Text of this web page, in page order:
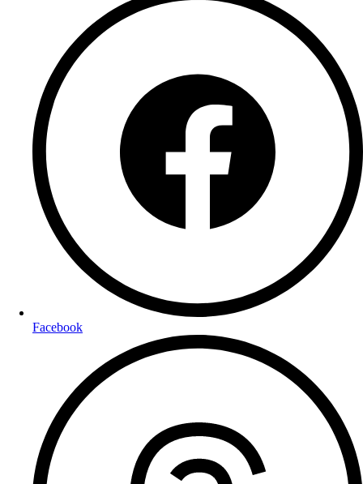
Facebook